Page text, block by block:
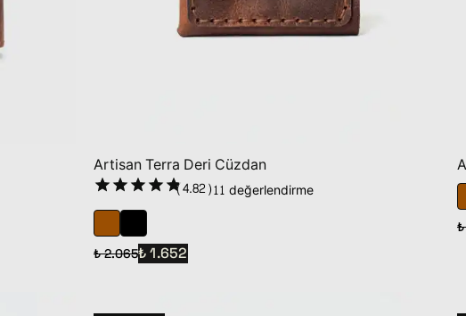
Artisan Terra Deri Cüzdan
(4.82)11 değerlendirme
₺ 2.065₺ 1.652